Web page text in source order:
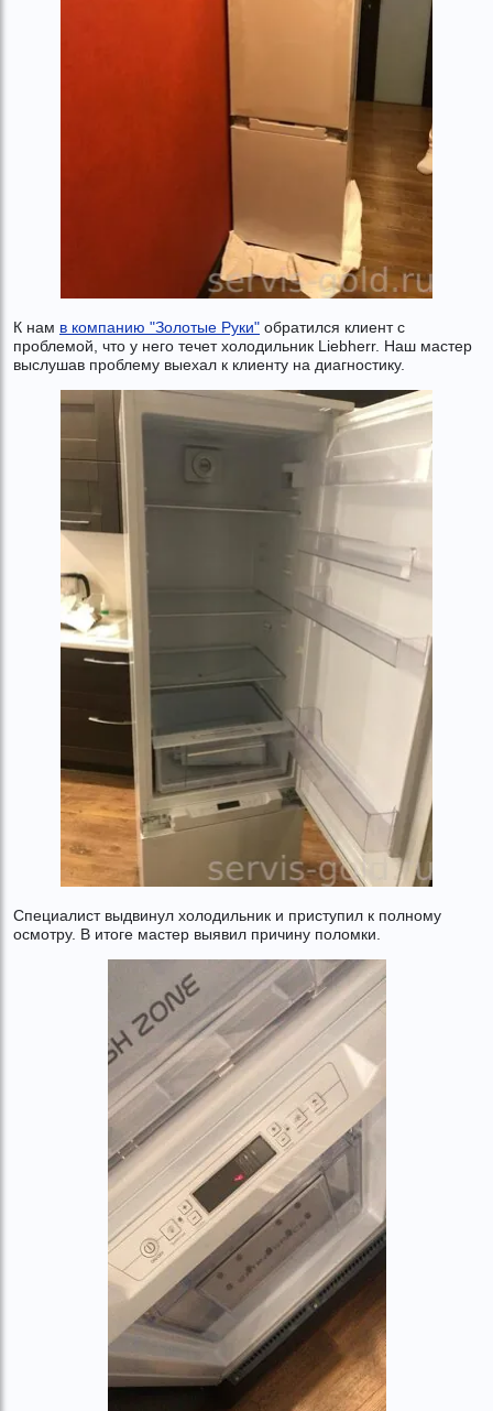
К нам в компанию "Золотые Руки" обратился клиент с
проблемой, что у него течет холодильник Liebherr. Наш мастер
выслушав проблему выехал к клиенту на диагностику.
Специалист выдвинул холодильник и приступил к полному
осмотру. В итоге мастер выявил причину поломки.